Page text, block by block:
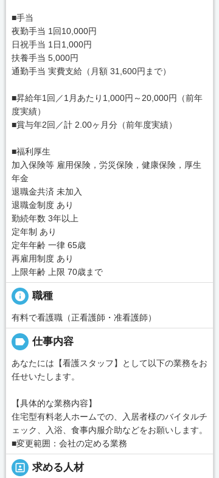
■手当
夜勤手当 1回10,000円
日祝手当 1日1,000円
扶養手当 5,000円
通勤手当 実費支給（月額 31,600円まで）
■昇給年1回／1月あたり1,000円～20,000円（前年
度実績）
■賞与年2回／計 2.00ヶ月分（前年度実績）
■福利厚生
加入保険等 雇用保険，労災保険，健康保険，厚生
年金
退職金共済 未加入
退職金制度 あり
勤続年数 3年以上
定年制 あり
定年年齢 一律 65歳
再雇用制度 あり
上限年齢 上限 70歳まで
info 職種
有料で看護職（正看護師・准看護師）
label 仕事内容
あなたには【看護スタッフ】として以下の業務をお
任せいたします。
【具体的な業務内容】
住宅型有料老人ホームでの、入居者様のバイタルチ
ェック、入浴、食事内服介助などをお願いします。
■変更範囲：会社の定める業務
portrait 求める人材